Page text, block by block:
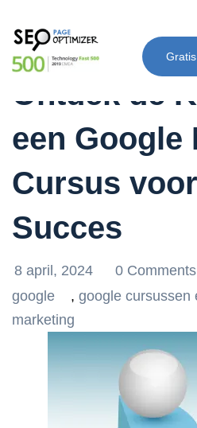
Ontdek de
een Google
Cursus
Succes
8 april, 2024 0 Comments
google
, google cursussen
marketing